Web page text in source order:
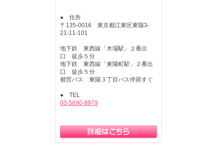
● 住所
〒135-0016 東京都江東区東陽3-
21-11-101
地下鉄 東西線「木場駅」２番出
口 徒歩５分
地下鉄 東西線「東陽町駅」２番出
口 徒歩５分
都営バス 東陽３丁目バス停前すぐ
● TEL
03-5690-8979